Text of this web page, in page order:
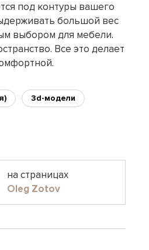
под контуры вашего
большой вес
выбором для мебели.
Все это делает
3d-модели
на страницах
Oleg Zotov